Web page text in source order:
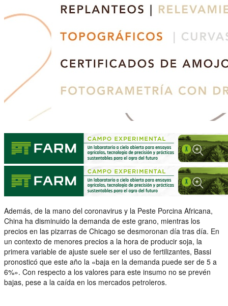
Además, de la mano del coronavirus y la Peste Porcina Africana,
China ha disminuido la demanda de este grano, mientras los
precios en las pizarras de Chicago se desmoronan día tras día. En
un contexto de menores precios a la hora de producir soja, la
primera variable de ajuste suele ser el uso de fertilizantes, Bassi
pronosticó que este año la «baja en la demanda puede ser de 5 a
6%». Con respecto a los valores para este insumo no se prevén
bajas, pese a la caída en los mercados petroleros.